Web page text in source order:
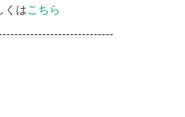
くはこちら